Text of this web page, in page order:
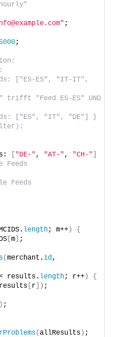
;
;
["ES-ES", "IT-IT",
"Feed ES-ES" UND
["ES", "IT", "DE"] }
"DE-", "AT-", "CH-"
Feeds
Feeds
length; m++ )
{
m
;
(merchant.id,
results. length; r++ )
{
results r ) ;
) ;
(allResults ) ;